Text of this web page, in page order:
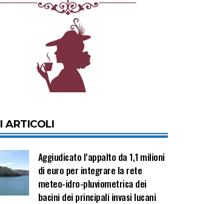
ARTICOLI
Aggiudicato l’appalto da 1,1 milioni
di euro per integrare la rete
meteo-idro-pluviometrica dei
bacini dei principali invasi lucani